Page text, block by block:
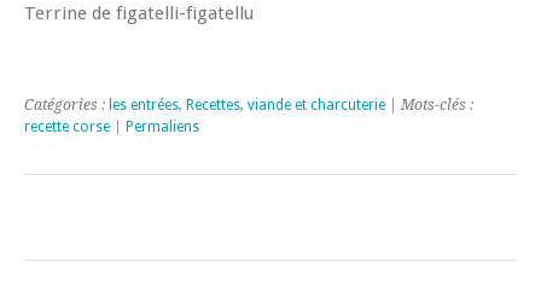
Terrine de figatelli-figatellu
Catégories : les entrées, Recettes, viande et charcuterie | Mots-clés :
recette corse
Permaliens